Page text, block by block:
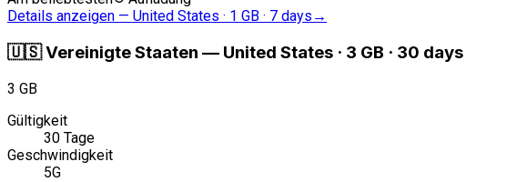
Details anzeigen — United States · 1 GB · 7 days →
🇺🇸Vereinigte Staaten — United States · 3 GB · 30 days
3 GB
Gültigkeit
30 Tage
Geschwindigkeit
5G